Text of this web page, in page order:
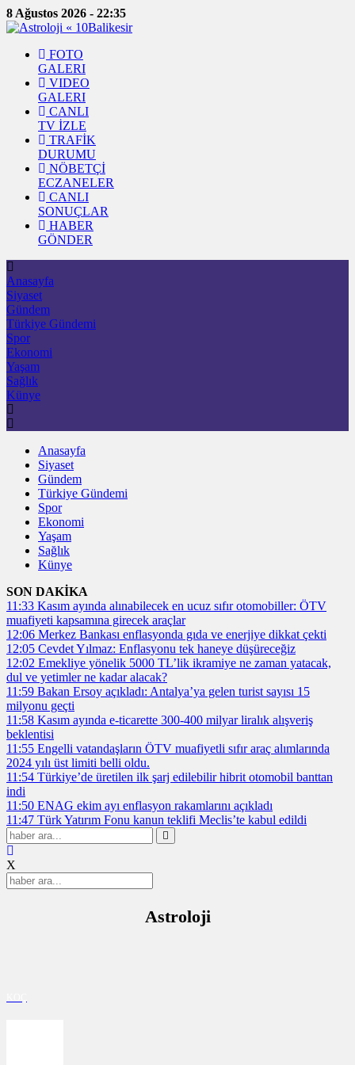
8 Ağustos 2026 - 22:35
FOTO
GALERI
VIDEO
GALERI
CANLI
TV İZLE
TRAFİK
DURUMU
NÖBETÇİ
ECZANELER
CANLI
SONUÇLAR
HABER
GÖNDER
Anasayfa
Siyaset
Gündem
Türkiye Gündemi
Spor
Ekonomi
Yaşam
Sağlık
Künye
Anasayfa
Siyaset
Gündem
Türkiye Gündemi
Spor
Ekonomi
Yaşam
Sağlık
Künye
SON DAKİKA
11:33 Kasım ayında alınabilecek en ucuz sıfır otomobiller: ÖTV
muafiyeti kapsamına girecek araçlar
12:06 Merkez Bankası enflasyonda gıda ve enerjiye dikkat çekti
12:05 Cevdet Yılmaz: Enflasyonu tek haneye düşüreceğiz
12:02 Emekliye yönelik 5000 TL’lik ikramiye ne zaman yatacak,
dul ve yetimler ne kadar alacak?
11:59 Bakan Ersoy açıkladı: Antalya’ya gelen turist sayısı 15
milyonu geçti
11:58 Kasım ayında e-ticarette 300-400 milyar liralık alışveriş
beklentisi
11:55 Engelli vatandaşların ÖTV muafiyetli sıfır araç alımlarında
2024 yılı üst limiti belli oldu.
11:54 Türkiye’de üretilen ilk şarj edilebilir hibrit otomobil banttan
indi
11:50 ENAG ekim ayı enflasyon rakamlarını açıkladı
11:47 Türk Yatırım Fonu kanun teklifi Meclis’te kabul edildi
X
Astroloji